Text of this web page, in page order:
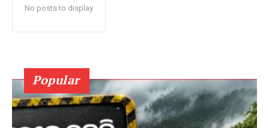
No posts to display
Popular